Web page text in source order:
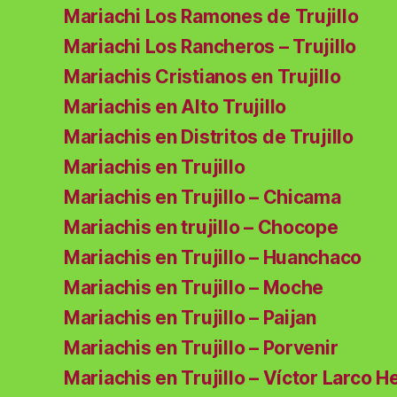
Mariachi Los Ramones de Trujillo
Mariachi Los Rancheros – Trujillo
Mariachis Cristianos en Trujillo
Mariachis en Alto Trujillo
Mariachis en Distritos de Trujillo
Mariachis en Trujillo
Mariachis en Trujillo – Chicama
Mariachis en trujillo – Chocope
Mariachis en Trujillo – Huanchaco
Mariachis en Trujillo – Moche
Mariachis en Trujillo – Paijan
Mariachis en Trujillo – Porvenir
Mariachis en Trujillo – Víctor Larco